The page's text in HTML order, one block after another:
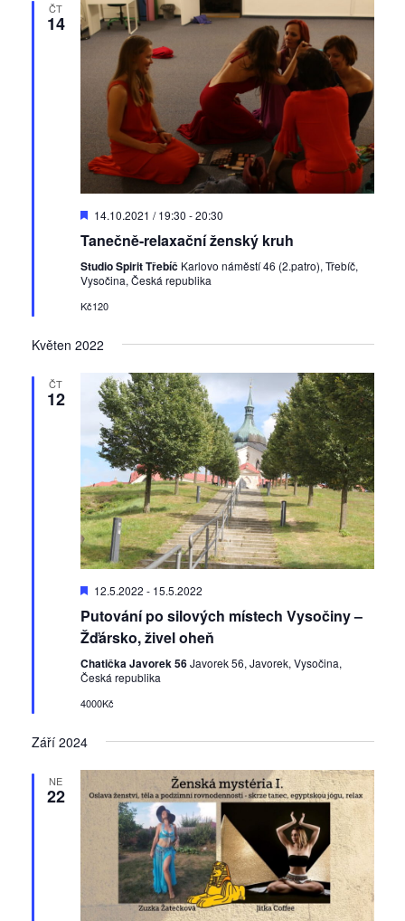
ČT
14
D
p
r
u
č
e
é
14.10.2021 / 19:30 -20:30
Tanečně-relaxační ženský kruh
Studio Spirit Třebíč Karlovo náměstí 46 (2.patro), Třebíč,
Vysočina, Česká republika
Kč120
Květen 2022
ČT
12
D
p
o
r
u
č
n
12.5.2022 - 15.5.2022
Putování po silových místech Vysočiny –
Žďársko, živel oheň
Chatička Javorek 56Javorek 56, Javorek, Vysočina,
Česká republika
4000Kč
Září 2024
NE
22